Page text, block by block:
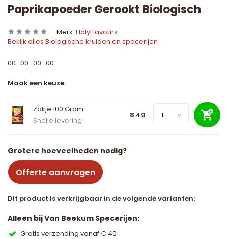
Paprikapoeder Gerookt Biologisch
Merk: HolyFlavours
Bekijk alles Biologische kruiden en specerijen
00 : 00 : 00 : 00
Maak een keuze:
Zakje 100 Gram
Snelle levering!
8.49
Grotere hoeveelheden nodig?
Offerte aanvragen
Dit product is verkrijgbaar in de volgende varianten:
Alleen bij Van Beekum Specerijen:
Gratis verzending vanaf € 40